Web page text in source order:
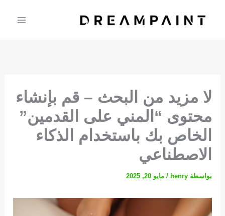
لا مزيد من البحث – قم بإنشاء
محتوى “المني على القدمين”
الخاص بك باستخدام الذكاء
الاصطناعي
بواسطة henry
/مايو 20, 2025